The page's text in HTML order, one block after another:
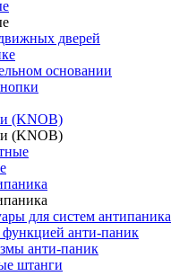
дверей
основании
(KNOB)
(KNOB)
для систем антипаника
функцией анти-паник
анти-паник
штанги